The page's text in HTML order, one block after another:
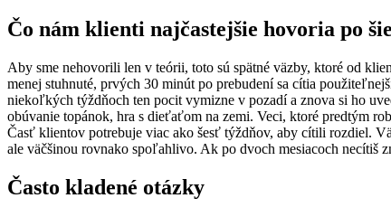
Čo nám klienti najčastejšie hovoria po
Aby sme nehovorili len v teórii, toto sú spätné väzby, ktoré od
menej stuhnuté, prvých 30 minút po prebudení sa cítia
niekoľkých týždňoch ten pocit vymizne v pozadí a znova si ho
obúvanie topánok, hra s dieťaťom na zemi. Veci, ktoré predtým
Časť klientov potrebuje viac ako šesť týždňov, aby cítili rozdiel.
ale väčšinou rovnako spoľahlivo. Ak po dvoch mesiacoch necítiš
Často kladené otázky